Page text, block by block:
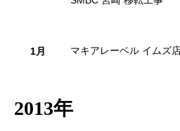
1月 マキアレーベル イムズ
2013年